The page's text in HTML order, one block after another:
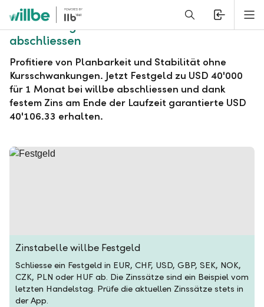
Alerts.Headline
willbe Festgeld zu USD 40'000 für 1 Monat
abschliessen
Profitiere von Planbarkeit und Stabilität ohne
Kursschwankungen. Jetzt Festgeld zu USD 40'000
für 1 Monat bei willbe abschliessen und dank
festem Zins am Ende der Laufzeit garantierte USD
40'106.33 erhalten.
Zinstabelle willbe Festgeld
Schliesse ein Festgeld in EUR, CHF, USD, GBP, SEK, NOK,
CZK, PLN oder HUF ab. Die Zinssätze sind ein Beispiel vom
letzten Handelstag. Prüfe die aktuellen Zinssätze stets in
der App.